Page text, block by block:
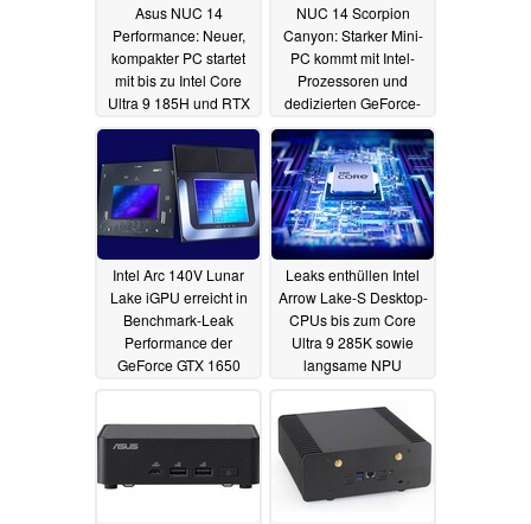
Asus NUC 14
Performance: Neuer,
kompakter PC startet
mit bis zu Intel Core
Ultra 9 185H und RTX
4070, unterstützt fünf
Displays14.08.2024
NUC 14 Scorpion
Canyon: Starker Mini-
PC kommt mit Intel-
Prozessoren und
dedizierten GeForce-
Grafikkarten17.07.2024
Intel Arc 140V Lunar
Lake iGPU erreicht in
Benchmark-Leak
Performance der
GeForce GTX 1650
Leaks enthüllen Intel
Arrow Lake-S Desktop-
CPUs bis zum Core
Ultra 9 285K sowie
langsame NPU